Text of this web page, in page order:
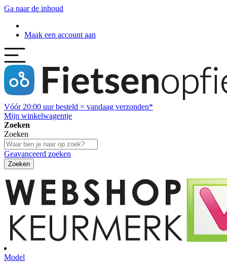
Ga naar de inhoud
Maak een account aan
Vóór 20:00 uur besteld = vandaag verzonden*
Mijn winkelwagentje
Zoeken
Zoeken
Geavanceerd zoeken
Zoeken
Model